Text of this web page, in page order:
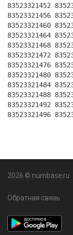
83523321452
83523321456
83523321460
83523321464
83523321468
83523321472
83523321476
83523321480
83523321484
83523321488
83523321492
83523321496
2026 © numbase.ru
Обратная связь